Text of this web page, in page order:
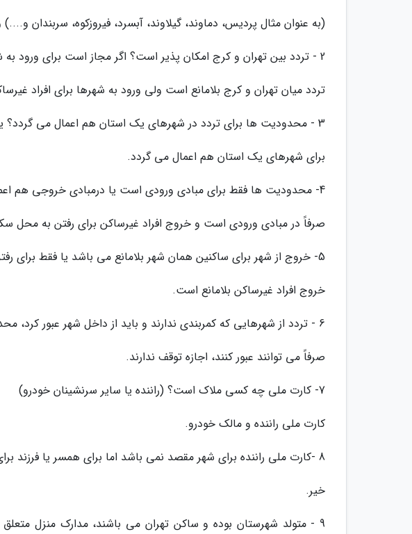
(به عنوان مثال پردیس، دماوند، گیلاوند، آبسرد، فیروزکوه، سربندان
2 - تردد بین تهران و کرج امکان پذیر است؟ اگر مجاز است برای ورود به شهرهایی مثل نظرآباد، هشتگرد، کردان و...چطور؟
تردد میان تهران و کرج بلامانع است ولی ورود به شهرها برای افراد
3 - محدودیت ها برای تردد در شهرهای یک استان هم اعمال می گردد؟ یا بین استانی است؟
برای شهرهای یک استان هم اعمال می گردد.
4- محدودیت ها فقط برای مبادی ورودی است یا درمبادی خروجی هم اعمال می گردد؟
صرفاً در مبادی ورودی است و خروج افراد غیرساکن برای رفتن به محل
5- خروج از شهر برای ساکنین همان شهر بلامانع می باشد یا فقط برای رفتن به شهر محل سکونت است؟
خروج افراد غیرساکن بلامانع است.
6 - تردد از شهرهایی که کمربندی ندارند و باید از داخل شهر عبور کرد، محدودیت چگونه اعمال می گردد؟
صرفاً می توانند عبور کنند، اجازه توقف ندارند.
7- کارت ملی چه کسی ملاک است؟ (راننده یا سایر سرنشینان خودرو)
کارت ملی راننده و مالک خودرو.
8 -کارت ملی راننده برای شهر مقصد نمی باشد اما برای همسر یا فرزند برای آن شهر می باشد. امکان تردد وجود دارد؟
خیر.
9 - متولد شهرستان بوده و ساکن تهران می باشند، مدارک منزل